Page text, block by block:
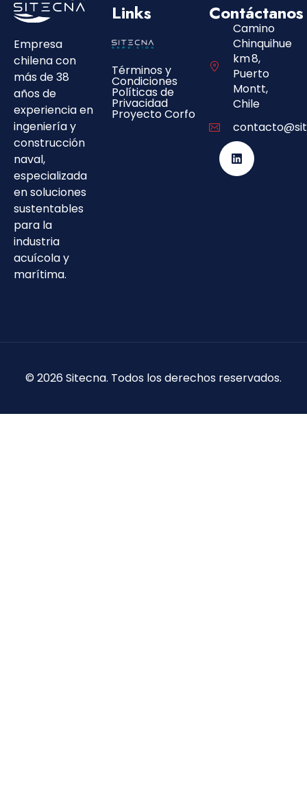
Empresa
chilena con
más de 38
años de
experiencia en
ingeniería y
construcción
naval,
especializada
en soluciones
sustentables
para la
industria
acuícola y
marítima.
Links
Términos y
Condiciones
Políticas de
Privacidad
Proyecto Corfo
Contáctanos
Camino
Chinquihue
km 8,
Puerto
Montt,
Chile
© 2026Sitecna. Todos los derechos reservados.